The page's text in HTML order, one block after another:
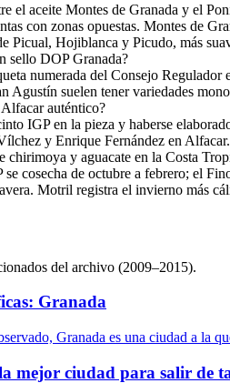
el aceite Montes de Granada y el
con zonas opuestas. Montes de
Picual, Hojiblanca y Picudo, más
sello DOP Granada?
numerada del Consejo
Agustín suelen tener variedades
auténtico?
IGP en la pieza y haberse
y Enrique Fernández en Alfacar.
chirimoya y aguacate en la Costa
cosecha de octubre a febrero; el
Motril registra el invierno más
del archivo (2009–2015).
Granada
Granada es una ciudad a la
mejor ciudad para salir de